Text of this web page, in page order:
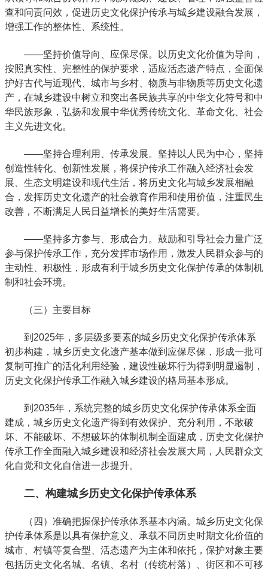
查和问责问效，促进历史文化保护传承与城乡建设融合发展，
增强工作的整体性、系统性。
——坚持价值导向、应保尽保。以历史文化价值为导向，
按照真实性、完整性的保护要求，适应活态遗产特点，全面保
护好古代与近现代、城市与乡村、物质与非物质等历史文化遗
产，在城乡建设中树立和突出各民族共享的中华文化符号和中
华民族形象，弘扬和发展中华优秀传统文化、革命文化、社会
主义先进文化。
——坚持合理利用、传承发展。坚持以人民为中心，坚持
创造性转化、创新性发展，将保护传承工作融入经济社会发
展、生态文明建设和现代生活，将历史文化与城乡发展相融
合，发挥历史文化遗产的社会教育作用和使用价值，注重民生
改善，不断满足人民日益增长的美好生活需要。
——坚持多方参与、形成合力。鼓励和引导社会力量广泛
参与保护传承工作，充分发挥市场作用，激发人民群众参与的
主动性、积极性，形成有利于城乡历史文化保护传承的体制机
制和社会环境。
（三）主要目标
到2025年，多层级多要素的城乡历史文化保护传承体系
初步构建，城乡历史文化遗产基本做到应保尽保，形成一批可
复制可推广的活化利用经验，建设性破坏行为得到明显遏制，
历史文化保护传承工作融入城乡建设的格局基本形成。
到2035年，系统完整的城乡历史文化保护传承体系全面
建成，城乡历史文化遗产得到有效保护、充分利用，不敢破
坏、不能破坏、不想破坏的体制机制全面建成，历史文化保护
传承工作全面融入城乡建设和经济社会发展大局，人民群众文
化自觉和文化自信进一步提升。
二、构建城乡历史文化保护传承体系
（四）准确把握保护传承体系基本内涵。城乡历史文化保
护传承体系是以具有保护意义、承载不同历史时期文化价值的
城市、村镇等复合型、活态遗产为主体和依托，保护对象主要
包括历史文化名城、名镇、名村（传统村落）、街区和不可移